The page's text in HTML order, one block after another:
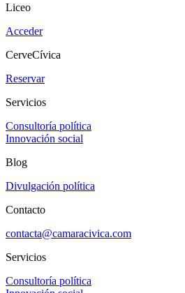
Liceo
Acceder
CerveCívica
Reservar
Servicios
Consultoría política
Innovación social
Blog
Divulgación política
Contacto
contacta@camaracivica.com
Servicios
Consultoría política